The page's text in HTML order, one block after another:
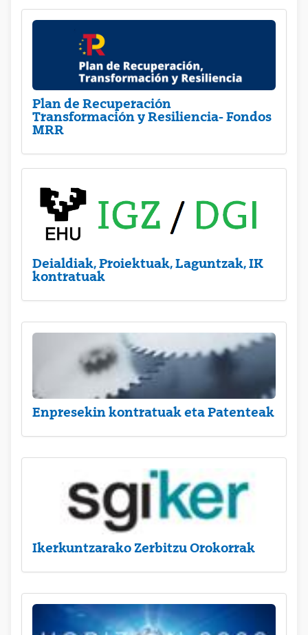
Plan de Recuperación
Transformación y Resiliencia- Fondos
MRR
Deialdiak, Proiektuak, Laguntzak, IK
kontratuak
Enpresekin kontratuak eta Patenteak
Ikerkuntzarako Zerbitzu Orokorrak